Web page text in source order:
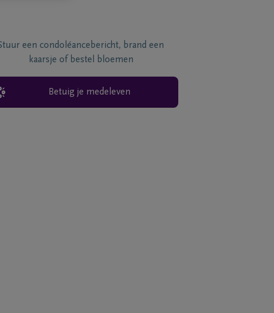
een condoléancebericht, brand een
kaarsje of bestel bloemen
Betuig je medeleven